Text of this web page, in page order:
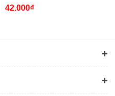
42.000₫